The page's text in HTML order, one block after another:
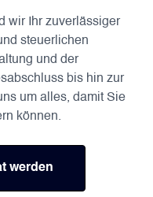
wir Ihr zuverlässiger
steuerlichen
und der
bis hin zur
um alles, damit Sie
können.
werden